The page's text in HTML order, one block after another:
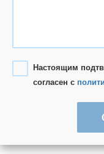
Настоящим
согласен с